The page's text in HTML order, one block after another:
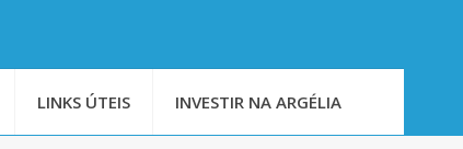
LINKS ÚTEIS INVESTIR NA ARGÉLIA